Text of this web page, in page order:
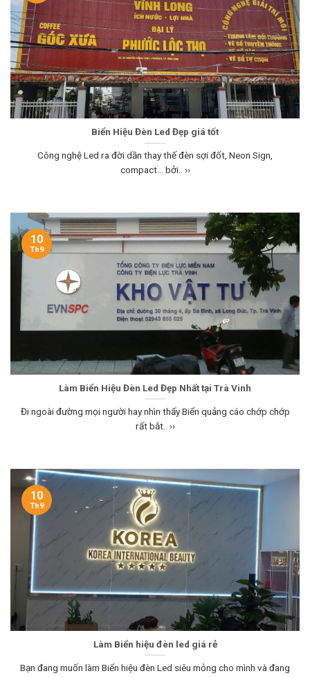
Biển Hiệu Đèn Led Đẹp giá tốt
Công nghệ Led ra đời dần thay thế đèn sợi đốt, Neon Sign,
compact… bởi.. ››
Làm Biển Hiệu Đèn Led Đẹp Nhất tại Trà Vinh
Đi ngoài đường mọi người hay nhìn thấy Biển quảng cáo chớp chớp
rất bắt.. ››
10
Th9
Làm Biển hiệu đèn led giá rẻ
Bạn đang muốn làm Biển hiệu đèn Led siêu mỏng cho mình và đang
10
Th9